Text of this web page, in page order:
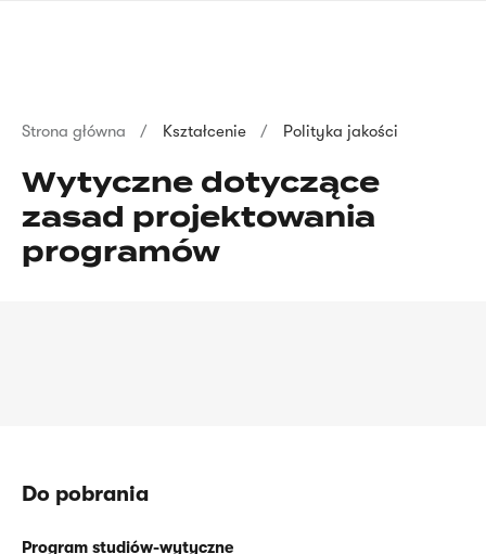
Ścieżka
nawigacyjna
Strona główna Kształcenie Polityka jakości
Wytyczne dotyczące
zasad projektowania
programów
Do pobrania
Program studiów-wytyczne